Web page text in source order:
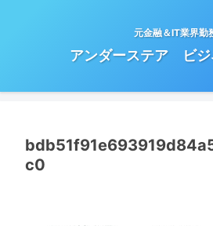
元金融＆IT業界勤
アンダーステア ビジ
c0